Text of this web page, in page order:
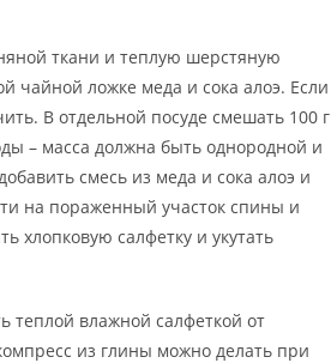
ткани и теплую шерстяную
чайной ложке меда и сока алоэ. Если
В отдельной посуде смешать 100 г
– масса должна быть однородной и
смесь из меда и сока алоэ и
на пораженный участок спины и
хлопковую салфетку и укутать
теплой влажной салфеткой от
из глины можно делать при